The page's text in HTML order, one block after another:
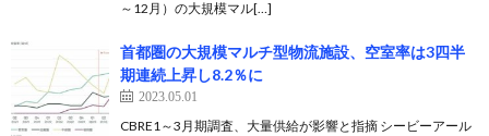
～12月）の大規模マル[…]
首都圏の大規模マルチ型物流施設、空室率は3四半
期連続上昇し8.2％に
2023.05.01
CBRE1～3月期調査、大量供給が影響と指摘 シービーアール